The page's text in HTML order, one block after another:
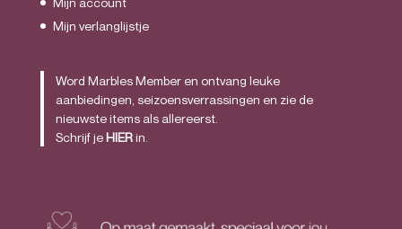
Mijn verlanglijstje
Word Marbles Member en ontvang leuke
aanbiedingen, seizoensverrassingen en zie de
nieuwste items als allereerst.
Schrijf jeHIERin.